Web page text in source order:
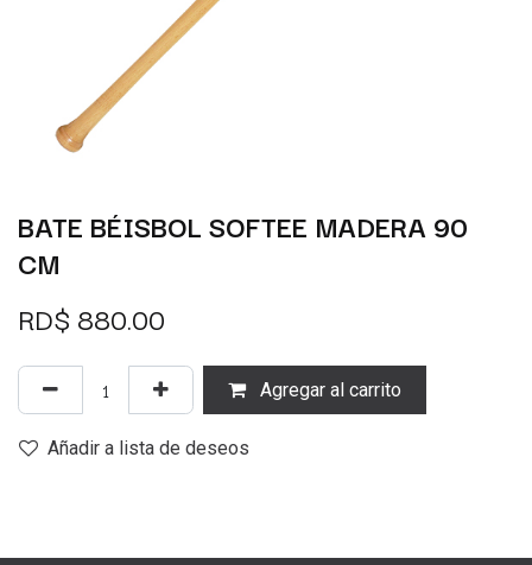
BATE BÉISBOL SOFTEE MADERA 90
CM
RD$ 880.00
Agregar al carrito
Añadir a lista de deseos